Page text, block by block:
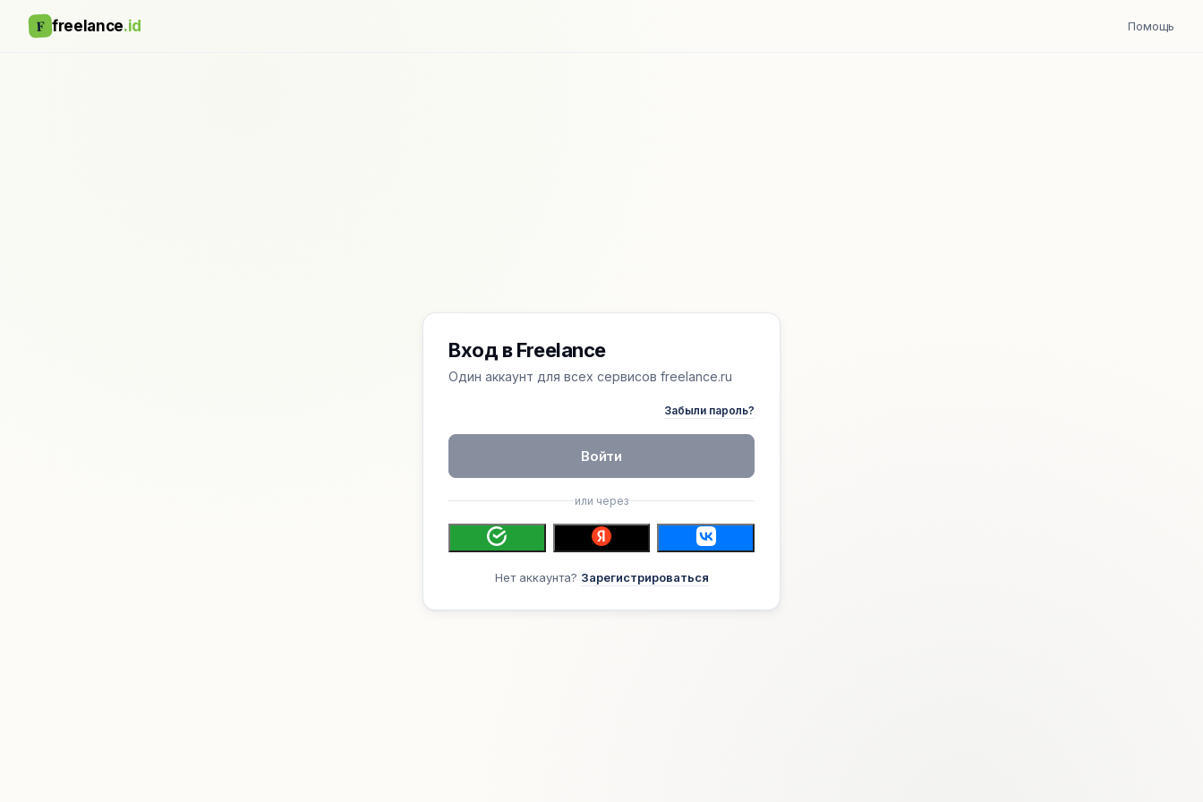
F freelance.id Помощь
Вход в Freelance
Один аккаунт для всех сервисов freelance.ru
Забыли пароль?
Войти
или через
Нет аккаунта? Зарегистрироваться